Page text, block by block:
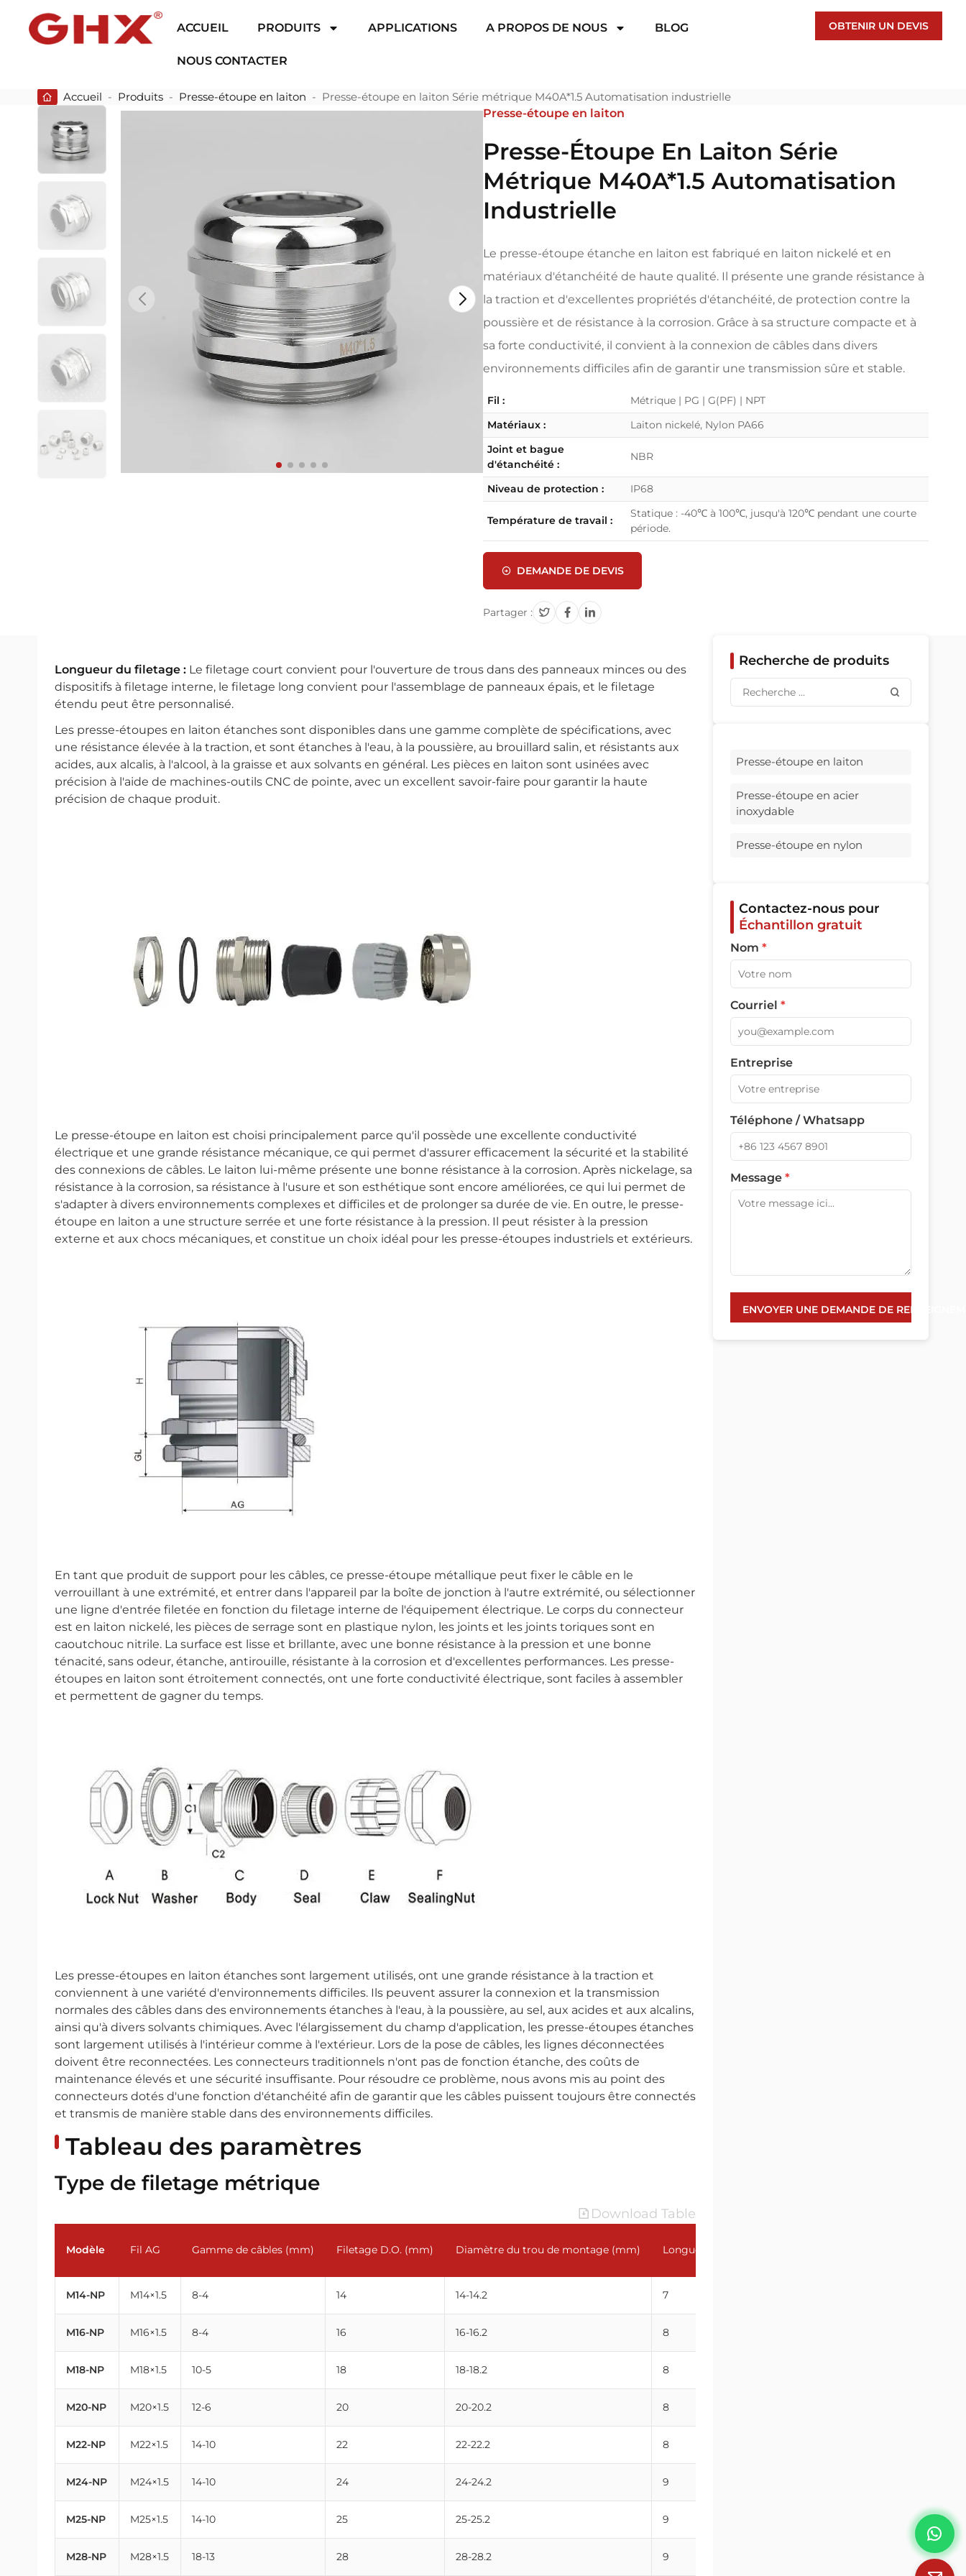
ACCUEIL PRODUITS APPLICATIONS A PROPOS DE NOUS BLOG
NOUS CONTACTER
OBTENIR UN DEVIS
Accueil - Produits - Presse-étoupe en laiton - Presse-étoupe en laiton Série métrique M40A*1.5 Automatisation industrielle
Presse-étoupe en laiton
Presse-Étoupe En Laiton Série
Métrique M40A*1.5 Automatisation
Industrielle
Le presse-étoupe étanche en laiton est fabriqué en laiton nickelé et en
matériaux d'étanchéité de haute qualité. Il présente une grande résistance à
la traction et d'excellentes propriétés d'étanchéité, de protection contre la
poussière et de résistance à la corrosion. Grâce à sa structure compacte et à
sa forte conductivité, il convient à la connexion de câbles dans divers
environnements difficiles afin de garantir une transmission sûre et stable.
Fil :
Métrique | PG | G(PF) | NPT
Matériaux :
Laiton nickelé, Nylon PA66
Joint et bague
d'étanchéité :
NBR
Niveau de protection : IP68
Température de travail :
Statique : -40℃ à 100℃, jusqu'à 120℃ pendant une courte
période.
DEMANDE DE DEVIS
Partager :
Longueur du filetage : Le filetage court convient pour l'ouverture de trous dans des panneaux minces ou des
dispositifs à filetage interne, le filetage long convient pour l'assemblage de panneaux épais, et le filetage
étendu peut être personnalisé.
Les presse-étoupes en laiton étanches sont disponibles dans une gamme complète de spécifications, avec
une résistance élevée à la traction, et sont étanches à l'eau, à la poussière, au brouillard salin, et résistants aux
acides, aux alcalis, à l'alcool, à la graisse et aux solvants en général. Les pièces en laiton sont usinées avec
précision à l'aide de machines-outils CNC de pointe, avec un excellent savoir-faire pour garantir la haute
précision de chaque produit.
Le presse-étoupe en laiton est choisi principalement parce qu'il possède une excellente conductivité
électrique et une grande résistance mécanique, ce qui permet d'assurer efficacement la sécurité et la stabilité
des connexions de câbles. Le laiton lui-même présente une bonne résistance à la corrosion. Après nickelage, sa
résistance à la corrosion, sa résistance à l'usure et son esthétique sont encore améliorées, ce qui lui permet de
s'adapter à divers environnements complexes et difficiles et de prolonger sa durée de vie. En outre, le presse-
étoupe en laiton a une structure serrée et une forte résistance à la pression. Il peut résister à la pression
externe et aux chocs mécaniques, et constitue un choix idéal pour les presse-étoupes industriels et extérieurs.
En tant que produit de support pour les câbles, ce presse-étoupe métallique peut fixer le câble en le
verrouillant à une extrémité, et entrer dans l'appareil par la boîte de jonction à l'autre extrémité, ou sélectionner
une ligne d'entrée filetée en fonction du filetage interne de l'équipement électrique. Le corps du connecteur
est en laiton nickelé, les pièces de serrage sont en plastique nylon, les joints et les joints toriques sont en
caoutchouc nitrile. La surface est lisse et brillante, avec une bonne résistance à la pression et une bonne
ténacité, sans odeur, étanche, antirouille, résistante à la corrosion et d'excellentes performances. Les presse-
étoupes en laiton sont étroitement connectés, ont une forte conductivité électrique, sont faciles à assembler
et permettent de gagner du temps.
Les presse-étoupes en laiton étanches sont largement utilisés, ont une grande résistance à la traction et
conviennent à une variété d'environnements difficiles. Ils peuvent assurer la connexion et la transmission
normales des câbles dans des environnements étanches à l'eau, à la poussière, au sel, aux acides et aux alcalins,
ainsi qu'à divers solvants chimiques. Avec l'élargissement du champ d'application, les presse-étoupes étanches
sont largement utilisés à l'intérieur comme à l'extérieur. Lors de la pose de câbles, les lignes déconnectées
doivent être reconnectées. Les connecteurs traditionnels n'ont pas de fonction étanche, des coûts de
maintenance élevés et une sécurité insuffisante. Pour résoudre ce problème, nous avons mis au point des
connecteurs dotés d'une fonction d'étanchéité afin de garantir que les câbles puissent toujours être connectés
et transmis de manière stable dans des environnements difficiles.
Tableau des paramètres
Type de filetage métrique
Download Table
Modèle Fil AG Gamme de câbles (mm) Filetage D.O. (mm) Diamètre du trou de montage (mm) Longueur du filetage GL(mm)
M14-NP M14×1.5 8-4 14 14-14.2 7
M16-NP M16×1.5 8-4 16 16-16.2 8
M18-NP M18×1.5 10-5 18 18-18.2 8
M20-NP M20×1.5 12-6 20 20-20.2 8
M22-NP M22×1.5 14-10 22 22-22.2 8
M24-NP M24×1.5 14-10 24 24-24.2 9
M25-NP M25×1.5 14-10 25 25-25.2 9
M28-NP M28×1.5 18-13 28 28-28.2 9
Recherche de produits
Presse-étoupe en laiton
Presse-étoupe en acier
inoxydable
Presse-étoupe en nylon
Contactez-nous pour
Échantillon gratuit
Nom *
Courriel *
Entreprise
Téléphone / Whatsapp
Message *
ENVOYER UNE DEMANDE DE